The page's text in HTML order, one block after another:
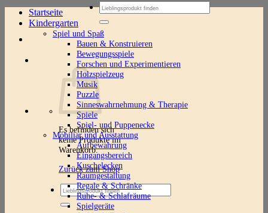
Suchen
nach:
Es befinden sich
keine Produkte im
Warenkorb.
Zurück zum Shop
Suchen
nach:
Startseite
Kindergarten
Spiel und Spaß
Bauen & Konstruieren
Bewegungsspiele
Forschen und Experimentieren
Holzspielzeug
Musik
Puzzle
Sinneswahrnehmung & Therapie
Spiele
Spiel- und Puppenecke
Mobiliar und Ausstattung
Aufbewahrung
Eingangsbereich
Kuschelecken
Raumgestaltung
Regale & Schränke
Ruhe- & Schlafräume
Spielgeräte